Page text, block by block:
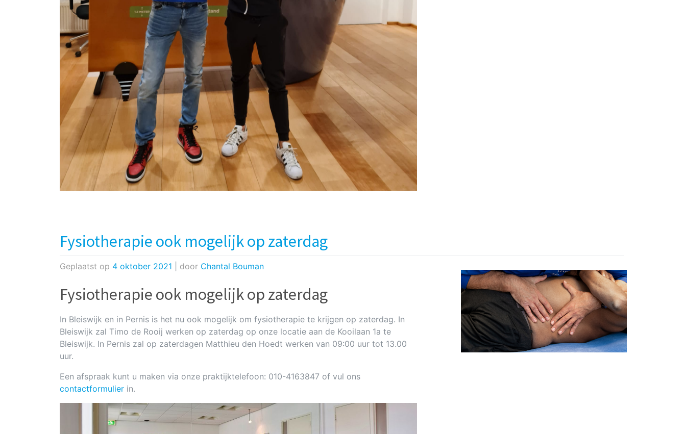
Fysiotherapie ook mogelijk op zaterdag
Geplaatst op 4 oktober 2021 door Chantal Bouman
Fysiotherapie ook mogelijk op zaterdag
In Bleiswijk en in Pernis is het nu ook mogelijk om fysiotherapie te krijgen op zaterdag. In
Bleiswijk zal Timo de Rooij werken op zaterdag op onze locatie aan de Kooilaan 1a te
Bleiswijk. In Pernis zal op zaterdagen Matthieu den Hoedt werken van 09:00 uur tot 13.00
uur.
Een afspraak kunt u maken via onze praktijktelefoon: 010-4163847 of vul ons
contactformulier in.